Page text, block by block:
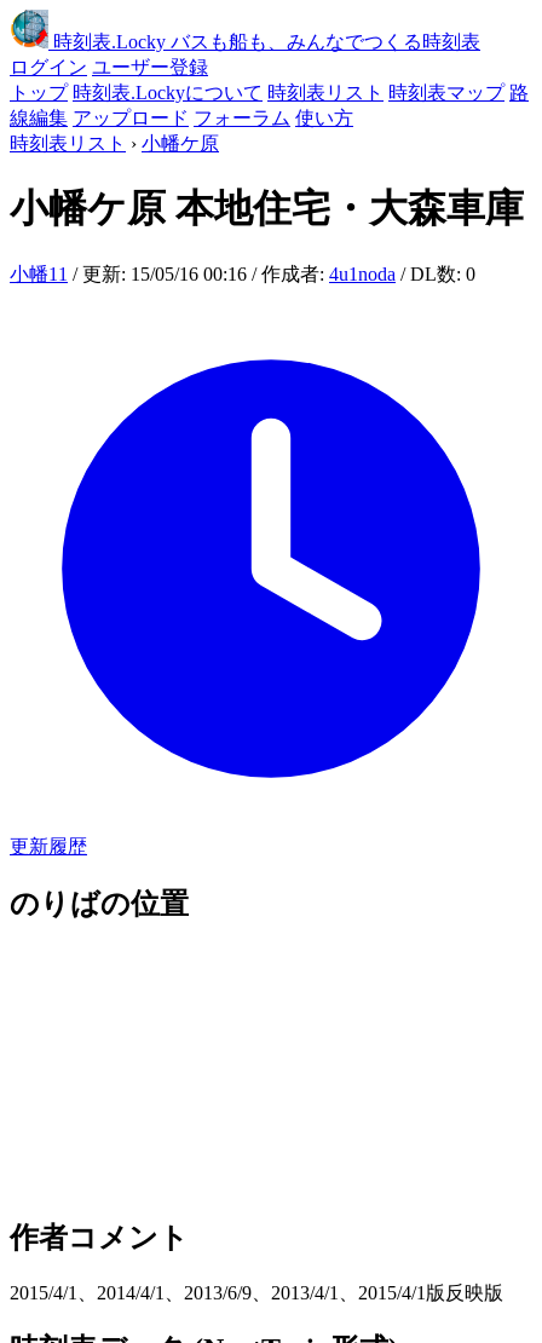
時刻表.Locky バスも船も、みんなでつくる時刻表
ログイン ユーザー登録
トップ 時刻表.Lockyについて 時刻表リスト 時刻表マップ 路
線編集 アップロード フォーラム 使い方
時刻表リスト › 小幡ケ原
小幡ケ原本地住宅・大森車庫
小幡11 / 更新: 15/05/16 00:16 / 作成者: 4u1noda / DL数: 0
更新履歴
のりばの位置
作者コメント
2015/4/1、2014/4/1、2013/6/9、2013/4/1、2015/4/1版反映版